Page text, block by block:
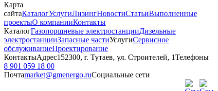
Карта
сайтаКаталогУслугиЛизингНовостиСтатьиВыполненные
проектыО компанииКонтакты
КаталогГазопоршневые электростанцииДизельные
электростанцииЗапасные частиУслугиСервисное
обслуживаниеПроектирование
КонтактыАдрес152300, г. Тутаев, ул. Строителей, 1Телефоны
8 901 059 18 00
Почтаmarket@gmenergo.ruСоциальные сети